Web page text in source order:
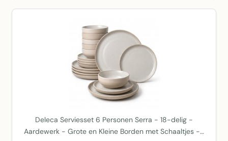
Deleca Serviesset 6 Personen Serra - 18-delig -
Aardewerk - Grote en Kleine Borden met Schaaltjes -…